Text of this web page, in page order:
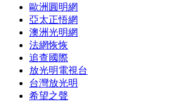
歐洲圓明網
亞太正悟網
澳洲光明網
法網恢恢
追查國際
放光明電視台
台灣放光明
希望之聲